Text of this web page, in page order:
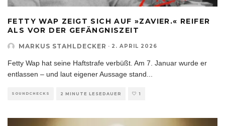
FETTY WAP ZEIGT SICH AUF »ZAVIER.« REIFER
ALS VOR DER GEFÄNGNISZEIT
MARKUS STAHLDECKER · 2. APRIL 2026
Fetty Wap hat seine Haftstrafe verbüßt. Am 7. Januar wurde er
entlassen – und laut eigener Aussage stand...
SOUNDCHECKS 2 MINUTE LESEDAUER 1